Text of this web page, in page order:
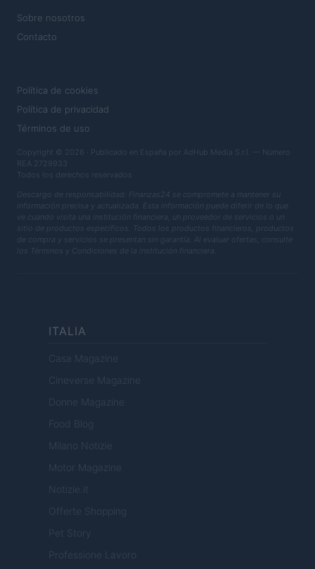
Sobre nosotros
Contacto
Política de cookies
Política de privacidad
Términos de uso
Copyright © 2026 · Publicado en España por AdHub Media S.r.l. — Número
REA 2729933
Todos los derechos reservados
Descargo de responsabilidad: Finanzas24 se compromete a mantener su
información precisa y actualizada. Esta información puede diferir de lo que
ve cuando visita una institución financiera, un proveedor de servicios o un
sitio de productos específicos. Todos los productos financieros, productos
de compra y servicios se presentan sin garantía. Al evaluar ofertas, consulte
los Términos y Condiciones de la institución financiera.
ITALIA
Casa Magazine
Cineverse Magazine
Donne Magazine
Food Blog
Milano Notizie
Motor Magazine
Notizie.it
Offerte Shopping
Pet Story
Professione Lavoro